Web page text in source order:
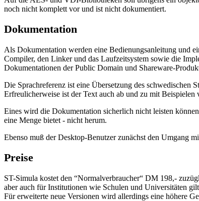
noch nicht komplett vor und ist nicht dokumentiert.
Dokumentation
Als Dokumentation werden eine Bedienungsanleitung und
Compiler, den Linker und das Laufzeitsystem sowie die
Dokumentationen der Public Domain und Shareware-
Die Sprachreferenz ist eine Übersetzung des schwedischen
Erfreulicherweise ist der Text auch ab und zu mit
Eines wird die Dokumentation sicherlich nicht leisten
eine Menge bietet - nicht herum.
Ebenso muß der Desktop-Benutzer zunächst den Umgang
Preise
ST-Simula kostet den “Normalverbraucher“ DM 198,-
aber auch für Institutionen wie Schulen und Universitäten
Für erweiterte neue Versionen wird allerdings eine höhere